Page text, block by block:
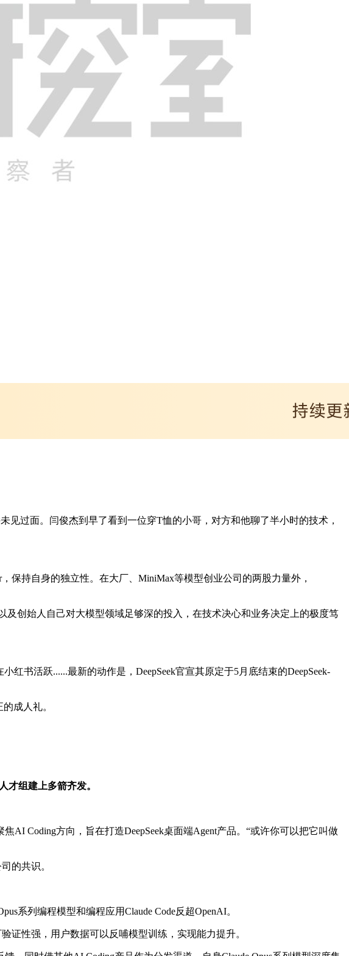
见过面。闫俊杰到早了看到一位穿T恤的小哥，对方和他聊了半小时的技术，
保持自身的独立性。在大厂、MiniMax等模型创业公司的两股力量外，
创始人自己对大模型领域足够深的投入，在技术决心和业务决定上的极度笃
红书活跃......最新的动作是，DeepSeek官宣其原定于5月底结束的DeepSeek-
成人礼。
才组建上多箭齐发。
焦AI Coding方向，旨在打造DeepSeek桌面端Agent产品。“或许你可以把它叫做
的共识。
系列编程模型和编程应用Claude Code反超OpenAI。
证性强，用户数据可以反哺模型训练，实现能力提升。